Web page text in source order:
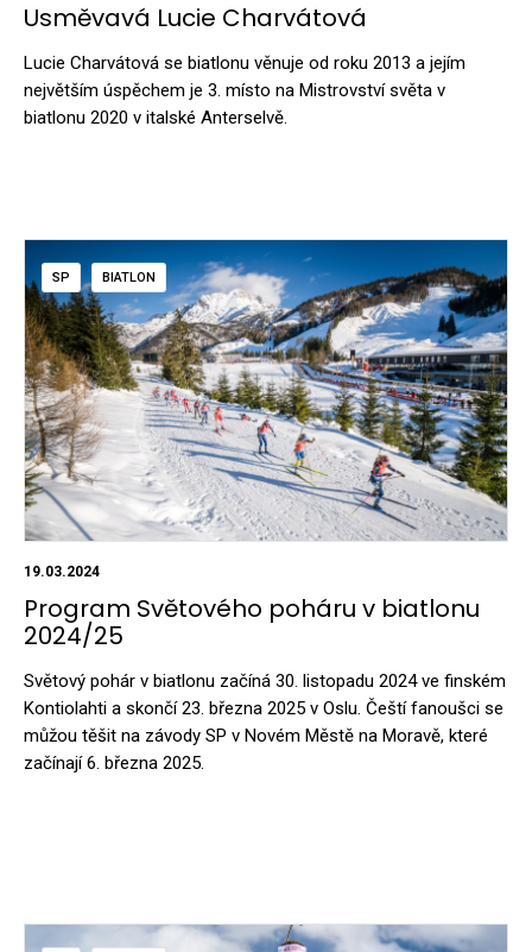
Usměvavá Lucie Charvátová
Lucie Charvátová se biatlonu věnuje od roku 2013 a jejím
největším úspěchem je 3. místo na Mistrovství světa v
biatlonu 2020 v italské Anterselvě.
SP BIATLON
19.03.2024
Program Světového poháru v biatlonu
2024/25
Světový pohár v biatlonu začíná 30. listopadu 2024 ve finském
Kontiolahti a skončí 23. března 2025 v Oslu. Čeští fanoušci se
můžou těšit na závody SP v Novém Městě na Moravě, které
začínají 6. března 2025.